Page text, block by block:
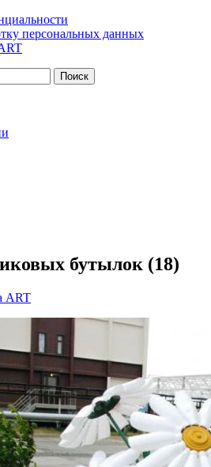
персональных данных
бутылок (18)
ART